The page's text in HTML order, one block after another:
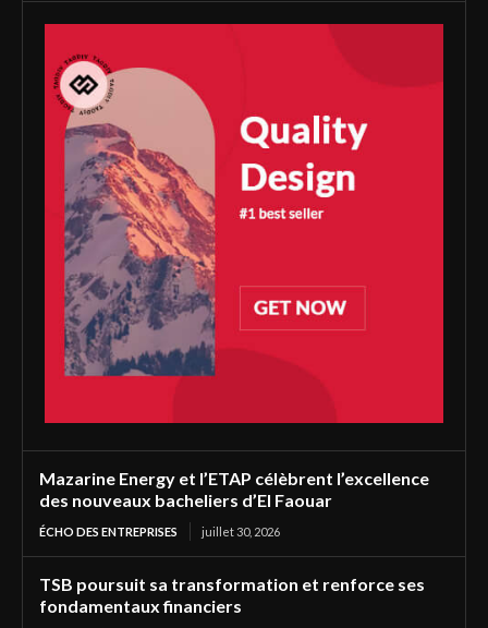
Mazarine Energy et l’ETAP célèbrent l’excellence
des nouveaux bacheliers d’El Faouar
ÉCHO DES ENTREPRISES juillet 30, 2026
TSB poursuit sa transformation et renforce ses
fondamentaux financiers